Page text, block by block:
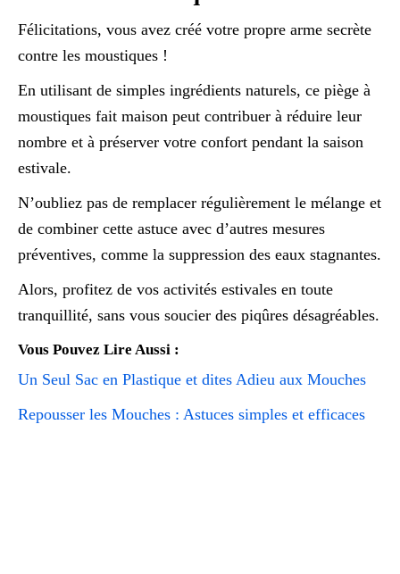
Félicitations, vous avez créé votre propre arme secrète
contre les moustiques !
En utilisant de simples ingrédients naturels, ce piège à
moustiques fait maison peut contribuer à réduire leur
nombre et à préserver votre confort pendant la saison
estivale.
N’oubliez pas de remplacer régulièrement le mélange et
de combiner cette astuce avec d’autres mesures
préventives, comme la suppression des eaux stagnantes.
Alors, profitez de vos activités estivales en toute
tranquillité, sans vous soucier des piqûres désagréables.
Vous Pouvez Lire Aussi :
Un Seul Sac en Plastique et dites Adieu aux Mouches
Repousser les Mouches : Astuces simples et efficaces